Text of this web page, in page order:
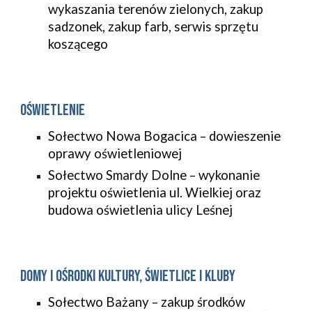
wykaszania terenów zielonych, zakup
sadzonek, zakup farb, serwis sprzętu
koszącego
Oświetlenie
Sołectwo Nowa Bogacica – dowieszenie
oprawy oświetleniowej
Sołectwo Smardy Dolne – wykonanie
projektu oświetlenia ul. Wielkiej oraz
budowa oświetlenia ulicy Leśnej
Domy i ośrodki kultury, świetlice i kluby
Sołectwo Bażany – zakup środków